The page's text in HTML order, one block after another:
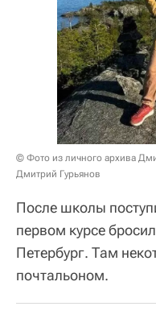
© Фото из личного архива
Дмитрий Гурьянов
После школы
первом курсе
Петербург. Там
почтальоном.